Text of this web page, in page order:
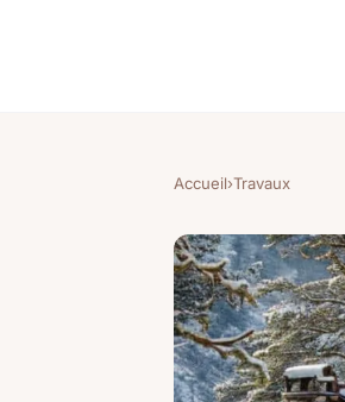
Accueil›Travaux